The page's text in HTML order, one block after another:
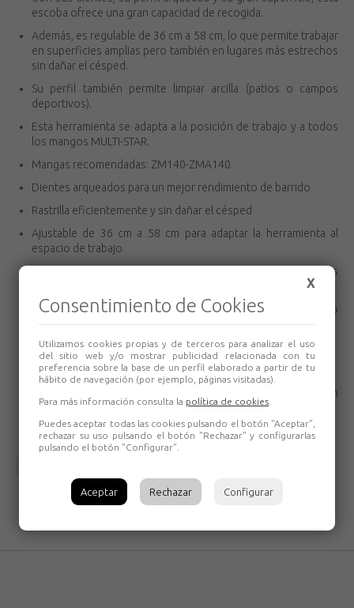
escoba ofrece una gran capacidad de recogida.
Además, es regulable de 36 cm a 58 cm, lo que permite trabajar
en superficies amplias pero también en lugares más estrechos
sin dañar el césped.
Su perfil también permite limpiar arcilla (patios o campos
deportivos).
Esta herramienta se adapta a la posición de trabajo y a todos
los mangos MULTI-STAR.
Mangas recomendadas: ZM140-ZMA140.
Dientes arqueados para un mejor rendimiento de barrido
Rastrilla eficientemente y sin dañar el césped
Ajustable de 36 cm a 58 cm para adaptar la herramienta al
espacio de trabajo
Herramienta MULTI-STAR: una línea completa de herramientas
Herramienta robusta y resistente a la corrosión: acero
laminado en frío, galvanizado y barnizado
Ángulo ideal de la herramienta: mejor rendimiento
30 años de garantía con la gama MULTI-STAR
Ahorro de espacio: herramientas y mangos son
intercambiables
X
Consentimiento de Cookies
Utilizamos cookies propias y de terceros para analizar el uso
del sitio web y/o mostrar publicidad relacionada con tu
preferencia sobre la base de un perfil elaborado a partir de tu
hábito de navegación (por ejemplo, páginas visitadas).
Para más información consulta la política de cookies
Puedes aceptar todas las cookies pulsando el botón "Aceptar",
rechazar su uso pulsando el botón "Rechazar" y configurarlas
pulsando el botón "Configurar".
Aceptar Rechazar Configurar